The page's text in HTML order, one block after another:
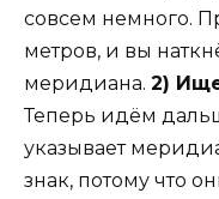
совсем немного.
метров, и вы
меридиана. 2)
Теперь идём
указывает
знак, потому что